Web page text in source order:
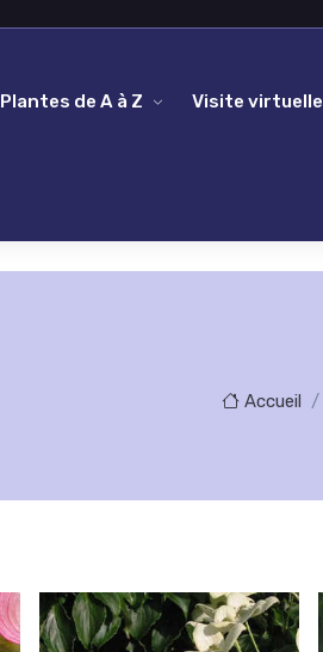
Plantes de A à Z Visite virtuelle
Accueil